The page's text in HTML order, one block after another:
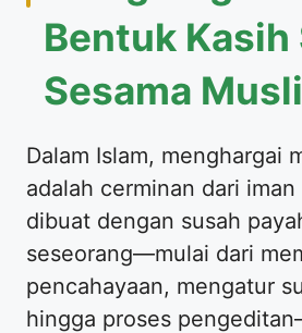
Bentuk Kasih
Sesama
​Dalam Islam, menghargai
adalah cerminan dari
dibuat dengan susah
seseorang—mulai dari
pencahayaan, mengatur
hingga proses